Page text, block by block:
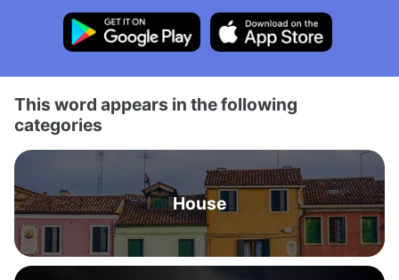
This word appears in the following
categories
House